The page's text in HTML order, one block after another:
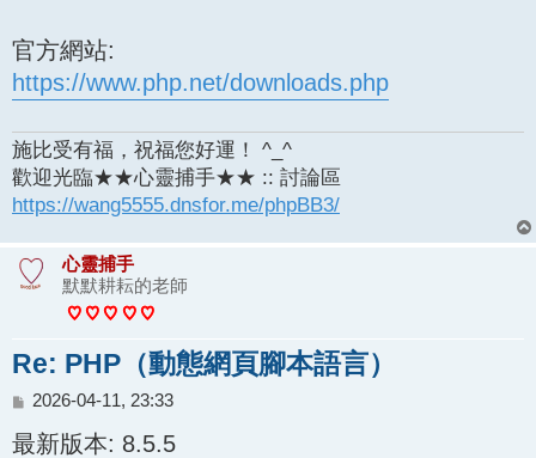
官方網站:
https://www.php.net/downloads.php
施比受有福，祝福您好運！ ^_^
歡迎光臨★★心靈捕手★★ :: 討論區
https://wang5555.dnsfor.me/phpBB3/
心靈捕手
默默耕耘的老師
Re: PHP（動態網頁腳本語言）
文
2026-04-11, 23:33
最新版本: 8.5.5